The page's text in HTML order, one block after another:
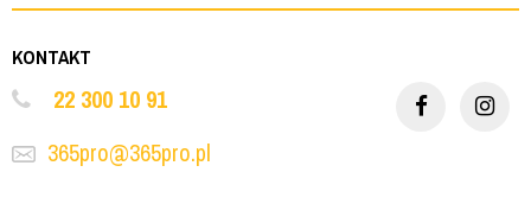
KONTAKT
22 300 10 91
365pro@365pro.pl